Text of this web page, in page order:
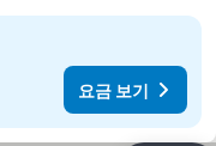
요금 보기